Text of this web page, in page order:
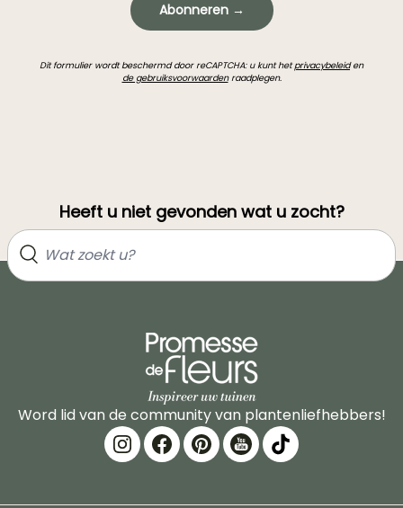
Abonneren →
Dit formulier wordt beschermd door reCAPTCHA: u kunt hetprivacybeleiden
de gebruiksvoorwaardenraadplegen.
Heeft u niet gevonden wat u zocht?
Word lid van de community van plantenliefhebbers!